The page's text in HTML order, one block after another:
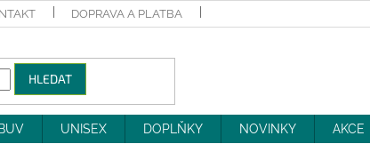
DOPRAVA A PLATBA
HLEDAT
UNISEX DOPLŇKY NOVINKY AKCE